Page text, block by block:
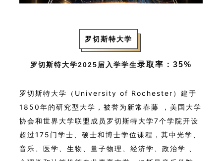
罗切斯特大学
罗切斯特大学2025届入学学生录取率： 35%
罗切斯特大学（University of Rochester）建于
1850年的研究型大学，被誉为新常春藤 ， 美国大学
协会和世界大学联盟 成员罗切斯特大学7个学院开设
超过175门学士、硕士和博士学位课程，其中光学、
音乐、医学、生物、量子物理、经济学、政治学 、